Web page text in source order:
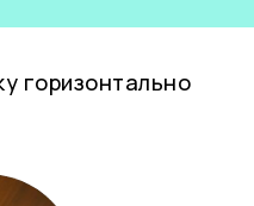
горизонтально